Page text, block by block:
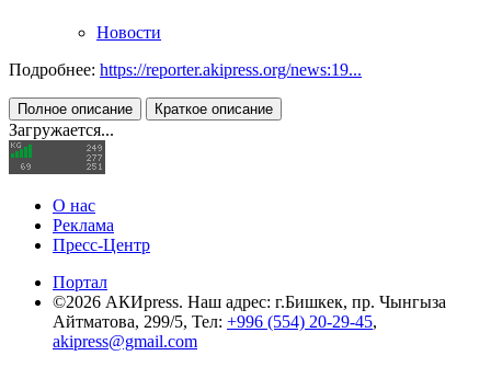
Новости
Подробнее: https://reporter.akipress.org/news:19...
Полное описание Краткое описание
Загружается...
О нас
Реклама
Пресс-Центр
Портал
©2026 АКИpress. Наш адрес: г.Бишкек, пр. Чынгыза
Айтматова, 299/5, Тел: +996 (554) 20-29-45,
akipress@gmail.com